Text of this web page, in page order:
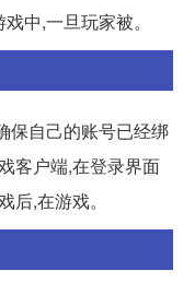
中,一旦玩家被。
保自己的账号已经绑
客户端,在登录界面
,在游戏。